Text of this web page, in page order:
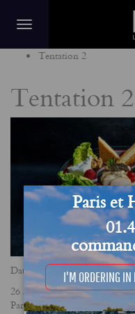
Tentation 2
Tentation 2
Date
26 March 2025
Partager
Paris et
I'M ORDERING